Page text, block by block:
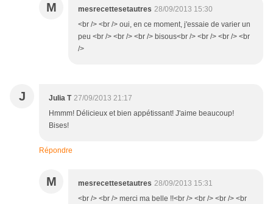
M mesrecettesetautres 28/09/2013 15:30
<br /> <br /> oui, en ce moment, j'essaie de varier un
peu <br /> <br /> <br /> bisous<br /> <br /> <br /> <br
/>
J Julia T 27/09/2013 21:17
Hmmm! Délicieux et bien appétissant! J'aime beaucoup!
Bises!
Répondre
M mesrecettesetautres 28/09/2013 15:31
<br /> <br /> merci ma belle !!<br /> <br /> <br /> <br